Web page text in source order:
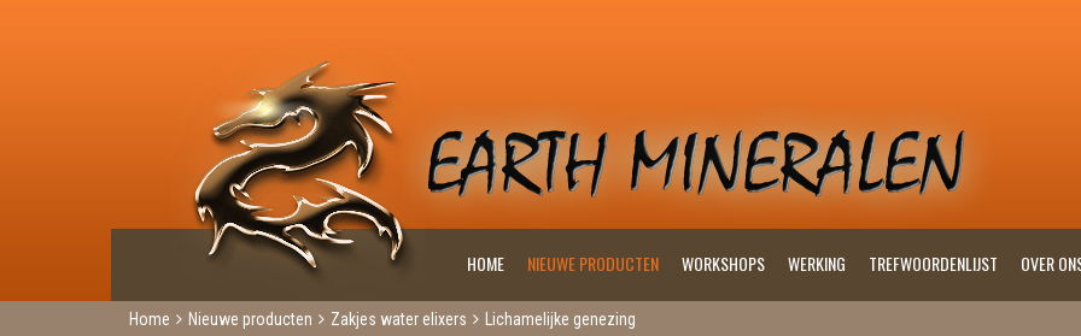
HOME NIEUWE PRODUCTEN WORKSHOPS WERKING TREFWOORDENLIJST OVER
Home Nieuwe producten Zakjes water elixers Lichamelijke genezing